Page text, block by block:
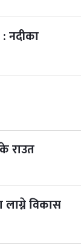
७ महिना बाँकी
नदीका
राउत
लाग्ने विकास